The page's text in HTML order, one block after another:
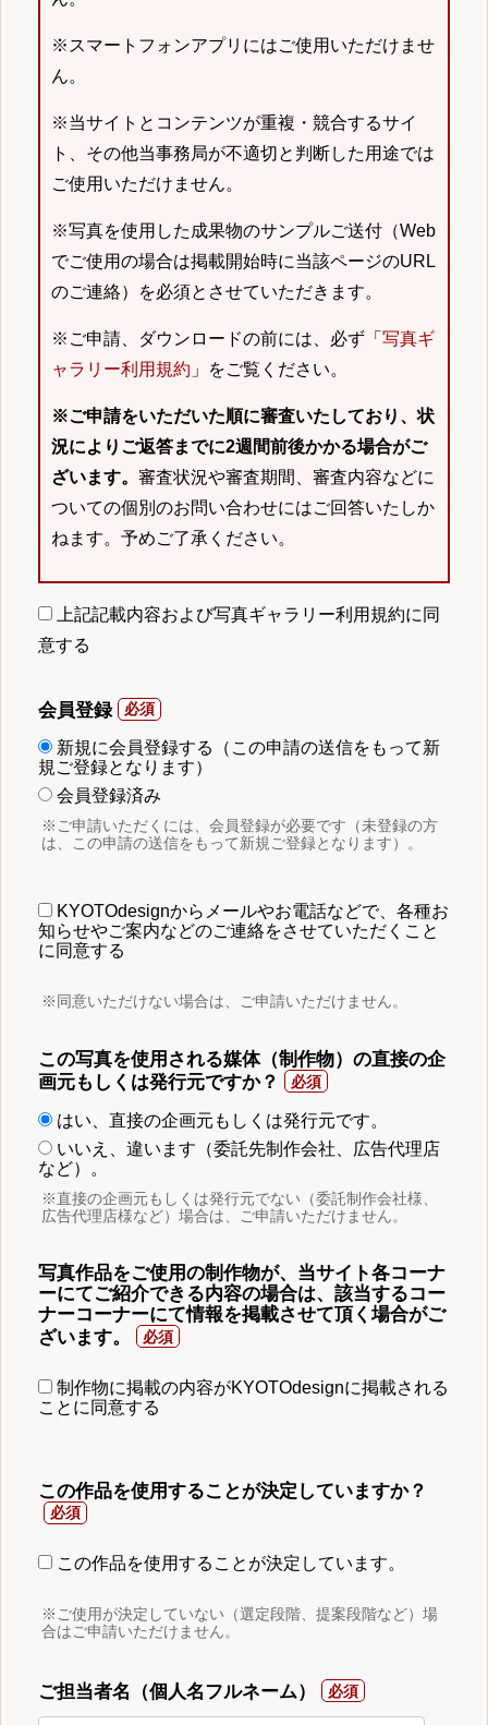
※スマートフォンアプリにはご使用いただけませ
ん。
※当サイトとコンテンツが重複・競合するサイ
ト、その他当事務局が不適切と判断した用途では
ご使用いただけません。
※写真を使用した成果物のサンプルご送付（Web
でご使用の場合は掲載開始時に当該ページのURL
のご連絡）を必須とさせていただきます。
※ご申請、ダウンロードの前には、必ず「 写真ギ
ャラリー利用規約 」をご覧ください。
※ご申請をいただいた順に審査いたしており、状
況によりご返答までに2週間前後かかる場合がご
ざいます。 審査状況や審査期間、審査内容などに
ついての個別のお問い合わせにはご回答いたしか
ねます。予めご了承ください。
上記記載内容および写真ギャラリー利用規約に同
意する
会員登録
新規に会員登録する（この申請の送信をもって新
規ご登録となります）
会員登録済み
※ご申請いただくには、会員登録が必要です（未登録の方
は、この申請の送信をもって新規ご登録となります）。
KYOTOdesignからメールやお電話などで、各種お
知らせやご案内などのご連絡をさせていただくこと
に同意する
※同意いただけない場合は、ご申請いただけません。
この写真を使用される媒体（制作物）の直接の企
画元もしくは発行元ですか？
はい、直接の企画元もしくは発行元です。
いいえ、違います（委託先制作会社、広告代理店
など）。
※直接の企画元もしくは発行元でない（委託制作会社様、
広告代理店様など）場合は、ご申請いただけません。
写真作品をご使用の制作物が、当サイト各コーナ
ーにてご紹介できる内容の場合は、該当するコー
ナーコーナーにて情報を掲載させて頂く場合がご
ざいます。
制作物に掲載の内容がKYOTOdesignに掲載される
ことに同意する
この作品を使用することが決定していますか？
この作品を使用することが決定しています。
※ご使用が決定していない（選定段階、提案段階など）場
合はご申請いただけません。
ご担当者名（個人名フルネーム）